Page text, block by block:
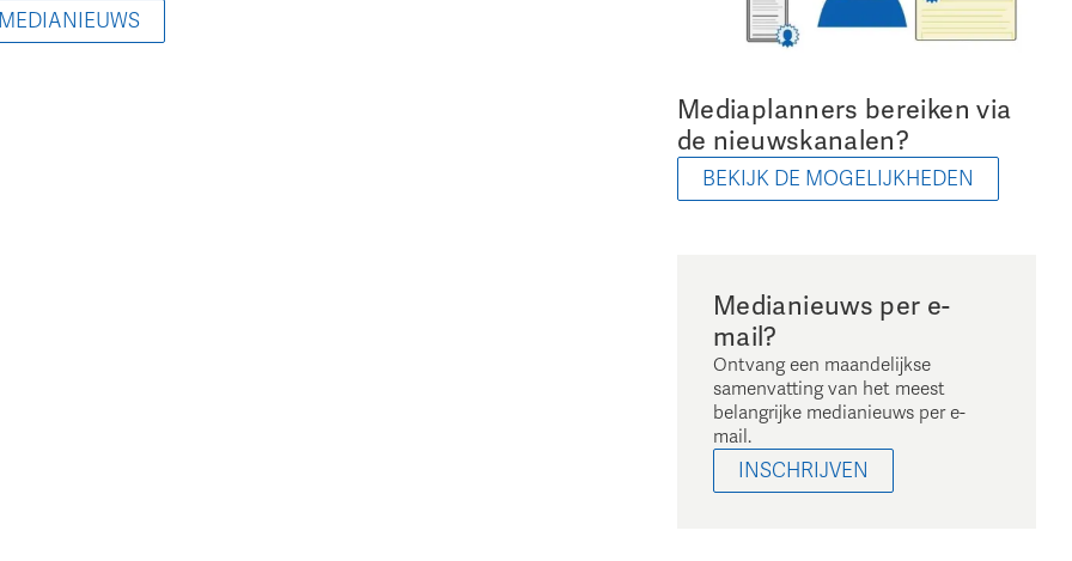
Mediaplanners bereiken via
de nieuwskanalen?
BEKIJK DE MOGELIJKHEDEN
Medianieuws per e-
mail?
Ontvang een maandelijkse
samenvatting van het meest
belangrijke medianieuws per e-
mail.
INSCHRIJVEN